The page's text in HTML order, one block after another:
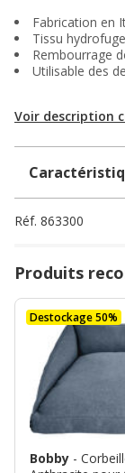
Fabrication en
Tissu
Rembourrage
Utilisable des
Voir description
Réf. 863300
Produits
Destockage 50%
Bobby -